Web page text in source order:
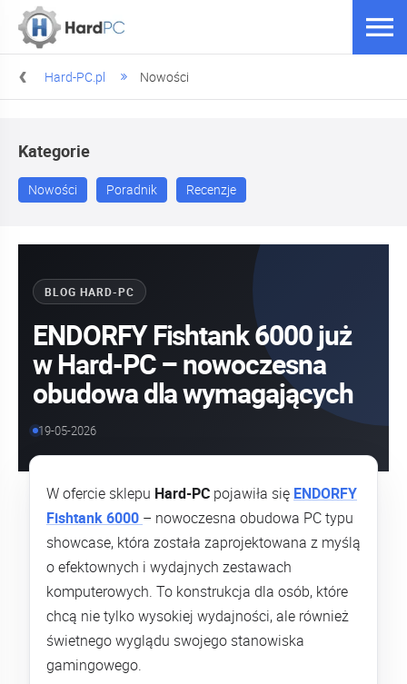
Hard-PC.pl Nowości
Kategorie
Nowości Poradnik Recenzje
BLOG HARD-PC
ENDORFY Fishtank 6000 już
w Hard-PC – nowoczesna
obudowa dla wymagających
19-05-2026
W ofercie sklepu Hard-PC pojawiła się ENDORFY
Fishtank 6000 – nowoczesna obudowa PC typu
showcase, która została zaprojektowana z myślą
o efektownych i wydajnych zestawach
komputerowych. To konstrukcja dla osób, które
chcą nie tylko wysokiej wydajności, ale również
świetnego wyglądu swojego stanowiska
gamingowego.